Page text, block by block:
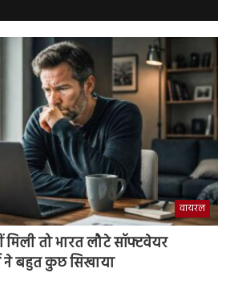
वायरल
मिली तो भारत लौटे सॉफ्टवेयर
ने बहुत कुछ सिखाया